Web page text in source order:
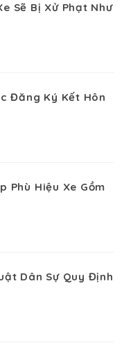
Sẽ Bị Xử Phạt Như
Đăng Ký Kết Hôn
Phù Hiệu Xe Gồm
Dân Sự Quy Định